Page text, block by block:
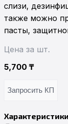
слизи,
также можно
пасты,
Цена за шт.
5,700 ₸
Запросить КП
Характеристики